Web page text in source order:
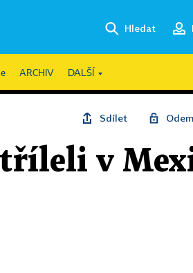
Hledat
ARCHIV DALŠÍ
Sdílet
v